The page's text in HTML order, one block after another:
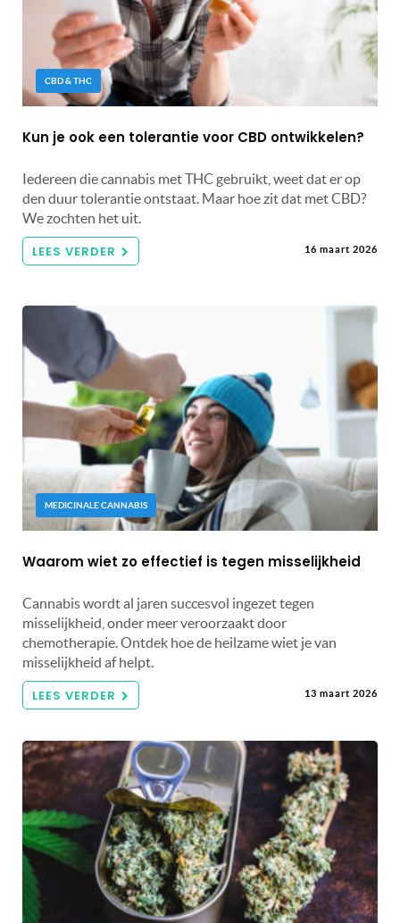
CBD & THC
Kun je ook een tolerantie voor CBD ontwikkelen?
Iedereen die cannabis met THC gebruikt, weet dat er op
den duur tolerantie ontstaat. Maar hoe zit dat met CBD?
We zochten het uit.
LEES VERDER 16 maart 2026
MEDICINALE CANNABIS
Waarom wiet zo effectief is tegen misselijkheid
Cannabis wordt al jaren succesvol ingezet tegen
misselijkheid, onder meer veroorzaakt door
chemotherapie. Ontdek hoe de heilzame wiet je van
misselijkheid af helpt.
LEES VERDER 13 maart 2026